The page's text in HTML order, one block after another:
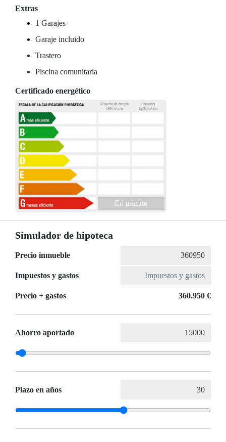
Extras
1 Garajes
Garaje incluido
Trastero
Piscina comunitaria
Certificado energético
En trámite
Simulador de hipoteca
Precio inmueble
Impuestos y gastos
Precio + gastos 360.950 €
Ahorro aportado
Plazo en años